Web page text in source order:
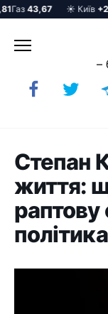
Газ43,67 ☀️ Київ+28°
до
–
Степан
життя:
раптову
політика